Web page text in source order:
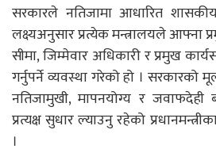
सरकारले नतिजामा आधारित
लक्ष्यअनुसार प्रत्येक मन्त्रालयले आफ्ना
सीमा, जिम्मेवार अधिकारी र प्रमुख
गर्नुपर्ने व्यवस्था गरेको हो । सरकारको
नतिजामुखी, मापनयोग्य र जवाफदेही
प्रत्यक्ष सुधार ल्याउनु रहेको
।